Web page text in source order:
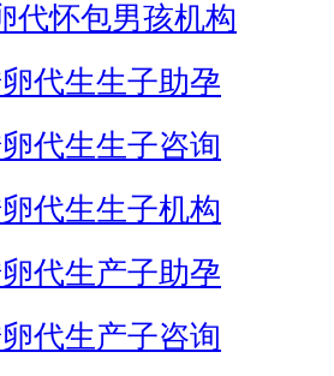
代怀包男孩机构
代生生子助孕
代生生子咨询
代生生子机构
代生产子助孕
代生产子咨询